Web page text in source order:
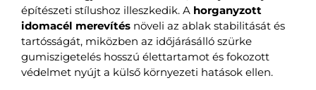
építészeti stílushoz illeszkedik. A horganyzott
idomacél merevítés növeli az ablak stabilitását és
tartósságát, miközben az időjárásálló szürke
gumiszigetelés hosszú élettartamot és fokozott
védelmet nyújt a külső környezeti hatások ellen.